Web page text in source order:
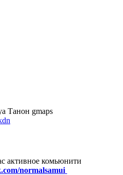
Танон gmaps
активное комьюнити
normalsamui